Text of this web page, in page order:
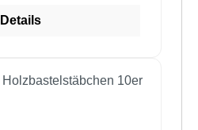
Details